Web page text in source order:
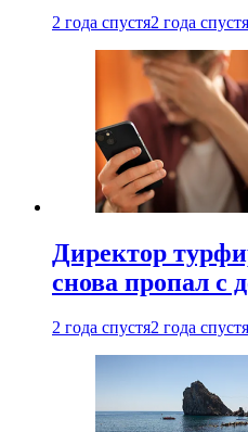
2 года спустя2 года спустя
Директор
снова пропал с
2 года спустя2 года спустя